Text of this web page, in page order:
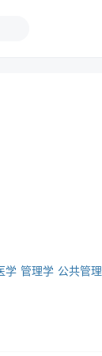
学 管理学 公共管理